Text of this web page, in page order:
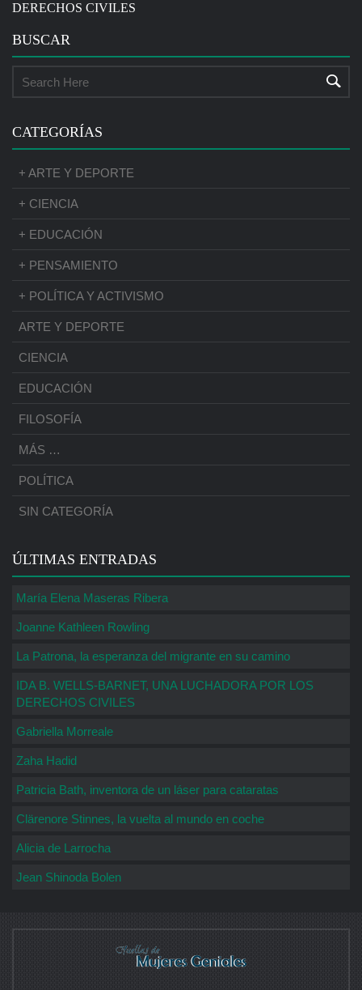
DERECHOS CIVILES
BUSCAR
CATEGORÍAS
+ ARTE Y DEPORTE
+ CIENCIA
+ EDUCACIÓN
+ PENSAMIENTO
+ POLÍTICA Y ACTIVISMO
ARTE Y DEPORTE
CIENCIA
EDUCACIÓN
FILOSOFÍA
MÁS …
POLÍTICA
SIN CATEGORÍA
ÚLTIMAS ENTRADAS
María Elena Maseras Ribera
Joanne Kathleen Rowling
La Patrona, la esperanza del migrante en su camino
IDA B. WELLS-BARNET, UNA LUCHADORA POR LOS
DERECHOS CIVILES
Gabriella Morreale
Zaha Hadid
Patricia Bath, inventora de un láser para cataratas
Clärenore Stinnes, la vuelta al mundo en coche
Alicia de Larrocha
Jean Shinoda Bolen